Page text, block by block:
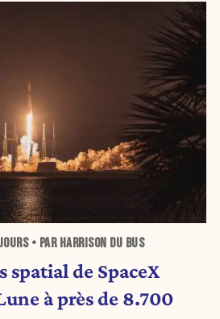
• PAR HARRISON DU BUS
spatial de SpaceX
à près de 8.700